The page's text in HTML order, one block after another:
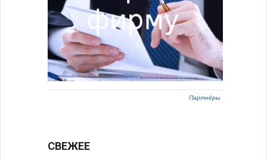
Партнёры
СВЕЖЕЕ